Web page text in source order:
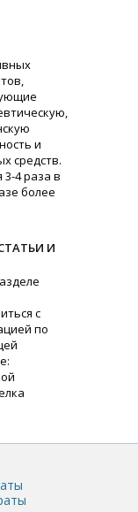
и
средств.
4 раза в
более
И
с
по